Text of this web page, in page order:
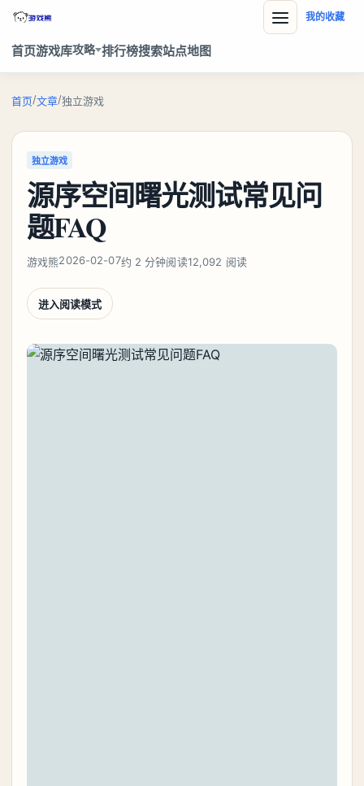
首页游戏库攻略 排行榜搜索站点地图
我的收藏
首页/文章/独立游戏
独立游戏
源序空间曙光测试常见问
题FAQ
游戏熊2026-02-07约 2 分钟阅读12,092 阅读
进入阅读模式